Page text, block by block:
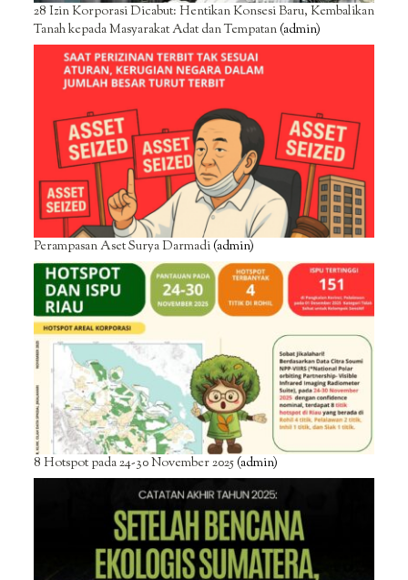
28 Izin Korporasi Dicabut: Hentikan Konsesi Baru, Kembalikan
Tanah kepada Masyarakat Adat dan Tempatan(admin)
Perampasan Aset Surya Darmadi(admin)
8 Hotspot pada 24-30 November 2025(admin)